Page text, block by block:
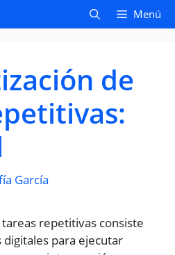
Menú
de
García
repetitivas consiste
para ejecutar